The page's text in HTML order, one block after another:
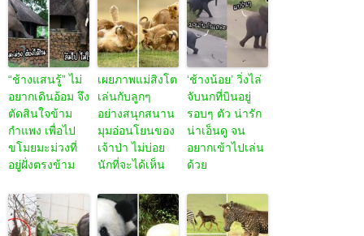
“ช้างแสนรู้” ไม่
อยากเดินอ้อม จึง
ตัดสินใจข้าม
กำแพง เพื่อไป
ขโมยมะม่วงที่
อยู่ฝั่งตรงข้าม
เผยภาพแม่สิงโต
เล่นกับลูกๆ
อย่างสนุกสนาน
มุมอ่อนโยนของ
เจ้าป่า ไม่บ่อย
นักที่จะได้เห็น
‘ช้างน้อย’ วิ่งไล่
จับนกที่บินอยู่
รอบๆ ตัว น่ารัก
น่าเอ็นดู จน
อยากเข้าไปเล่น
ด้วย